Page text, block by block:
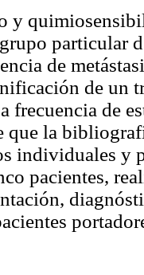
y
particular
de
de un
frecuencia de
que la
individuales y
pacientes,